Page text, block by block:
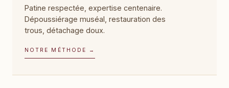
Patine respectée, expertise centenaire.
Dépoussiérage muséal, restauration des
trous, détachage doux.
NOTRE MÉTHODE →